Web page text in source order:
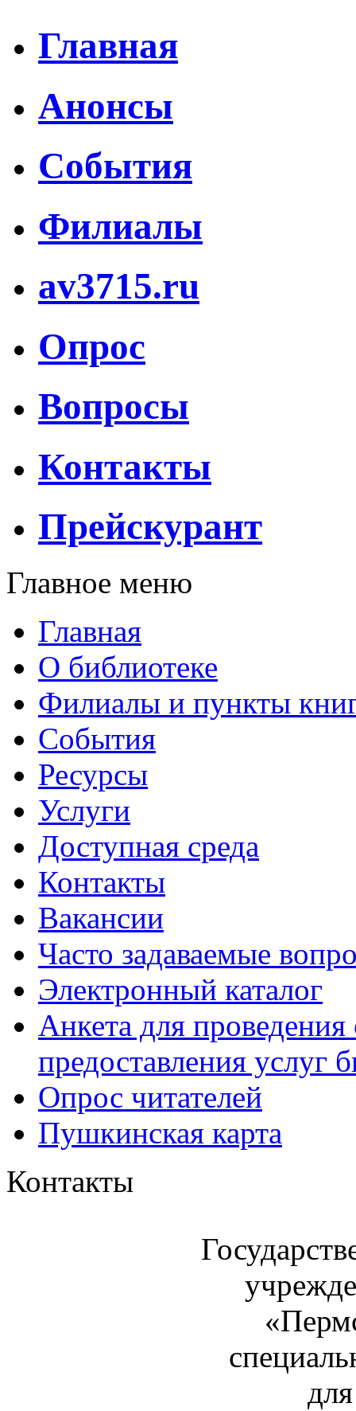
Главная
Анонсы
События
Филиалы
av3715.ru
Опрос
Вопросы
Контакты
Прейскурант
Главное меню
Главная
О библиотеке
Филиалы и пункты
События
Ресурсы
Услуги
Доступная среда
Контакты
Вакансии
Часто задаваемые
Электронный каталог
Анкета для проведения
предоставления услуг
Опрос читателей
Пушкинская карта
Контакты